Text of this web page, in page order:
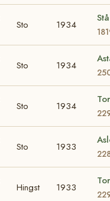
Sto 1934
Sto 1934
Sto 1934
Sto 1933
Hingst 1933